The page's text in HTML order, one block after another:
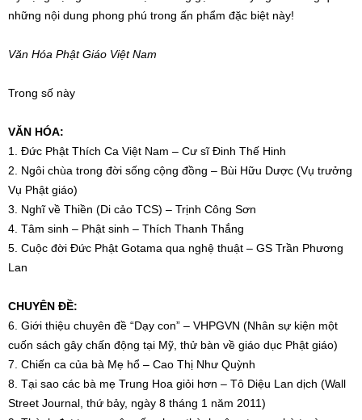
những nội dung phong phú trong ấn phẩm đặc biệt này!
Văn Hóa Phật Giáo Việt Nam
Trong số này
VĂN HÓA:
1. Đức Phật Thích Ca Việt Nam – Cư sĩ Đinh Thế Hinh
2. Ngôi chùa trong đời sống cộng đồng – Bùi Hữu Dược (Vụ trưởng
Vụ Phật giáo)
3. Nghĩ về Thiền (Di cảo TCS) – Trịnh Công Sơn
4. Tâm sinh – Phật sinh – Thích Thanh Thắng
5. Cuộc đời Đức Phật Gotama qua nghệ thuật – GS Trần Phương
Lan
CHUYÊN ĐỀ:
6. Giới thiệu chuyên đề “Dạy con” – VHPGVN (Nhân sự kiện một
cuốn sách gây chấn động tại Mỹ, thử bàn về giáo dục Phật giáo)
7. Chiến ca của bà Mẹ hổ – Cao Thị Như Quỳnh
8. Tại sao các bà mẹ Trung Hoa giỏi hơn – Tô Diệu Lan dịch (Wall
Street Journal, thứ bảy, ngày 8 tháng 1 năm 2011)